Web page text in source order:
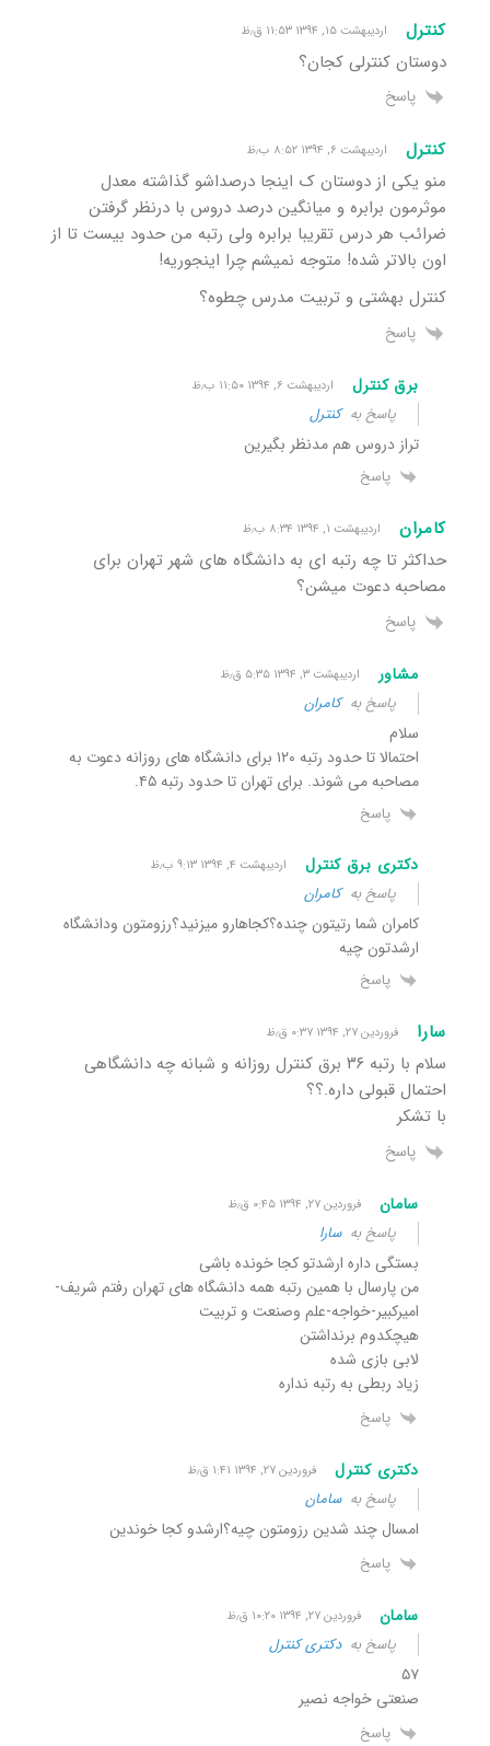
کنترل اردیبهشت ۱۵, ۱۳۹۴ ۱۱:۵۳ ق٫ظ
دوستان کنترلی کجان؟
پاسخ
کنترل اردیبهشت ۶, ۱۳۹۴ ۸:۵۲ ب٫ظ
منو یکی از دوستان ک اینجا درصداشو گذاشته معدل
موثرمون برابره و میانگین درصد دروس با درنظر گرفتن
ضرائب هر درس تقریبا برابره ولی رتبه من حدود بیست تا از
اون بالاتر شده! متوجه نمیشم چرا اینجوریه!
کنترل بهشتی و تربیت مدرس چطوه؟
پاسخ
برق کنترل اردیبهشت ۶, ۱۳۹۴ ۱۱:۵۰ ب٫ظ
پاسخ بهکنترل
تراز دروس هم مدنظر بگیرین
پاسخ
کامران اردیبهشت ۱, ۱۳۹۴ ۸:۳۴ ب٫ظ
حداکثر تا چه رتبه ای به دانشگاه های شهر تهران برای
مصاحبه دعوت میشن؟
پاسخ
مشاور اردیبهشت ۳, ۱۳۹۴ ۵:۳۵ ق٫ظ
پاسخ بهکامران
سلام
احتمالا تا حدود رتبه ۱۲۰ برای دانشگاه های روزانه دعوت به
مصاحبه می شوند. برای تهران تا حدود رتبه ۴۵.
پاسخ
دکتری برق کنترل اردیبهشت ۴, ۱۳۹۴ ۹:۱۳ ب٫ظ
پاسخ بهکامران
کامران شما رتیتون چنده؟کجاهارو میزنید؟رزومتون ودانشگاه
ارشدتون چیه
پاسخ
سارا فروردین ۲۷, ۱۳۹۴ ۰:۳۷ ق٫ظ
سلام با رتبه ۳۶ برق کنترل روزانه و شبانه چه دانشگاهی
احتمال قبولی داره.؟؟
با تشکر
پاسخ
سامان فروردین ۲۷, ۱۳۹۴ ۰:۴۵ ق٫ظ
پاسخ بهسارا
بستگی داره ارشدتو کجا خونده باشی
من پارسال با همین رتبه همه دانشگاه های تهران رفتم شریف-
امیرکبیر-خواجه-علم وصنعت و تربیت
هیچکدوم برنداشتن
لابی بازی شده
زیاد ربطی به رتبه نداره
پاسخ
دکتری کنترل فروردین ۲۷, ۱۳۹۴ ۱:۴۱ ق٫ظ
پاسخ بهسامان
امسال چند شدین رزومتون چیه؟ارشدو کجا خوندین
پاسخ
سامان فروردین ۲۷, ۱۳۹۴ ۱۰:۲۰ ق٫ظ
پاسخ بهدکتری کنترل
۵۷
صنعتی خواجه نصیر
پاسخ